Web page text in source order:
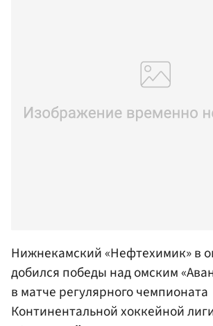
Нижнекамский «Нефтехимик» в
добился победы над омским
в матче регулярного чемпионата
Континентальной хоккейной